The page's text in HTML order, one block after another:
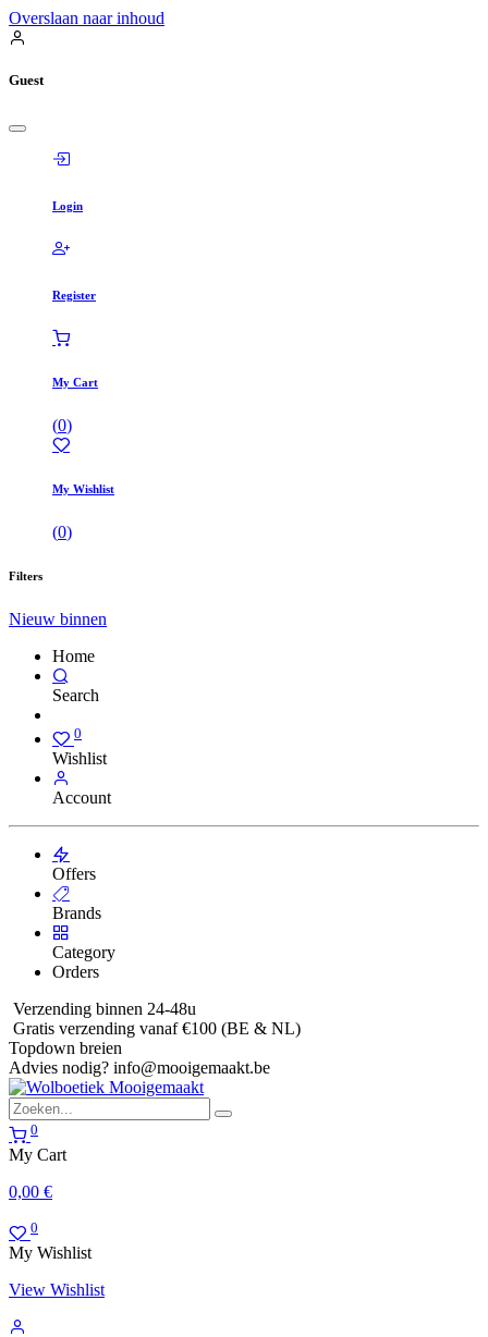
Overslaan naar inhoud
Guest
Login
Register
My Cart
(0)
My Wishlist
(0)
Filters
Nieuw binnen
Home
Search
0
Wishlist
Account
Offers
Brands
Category
Orders
Verzending binnen 24-48u
Gratis verzending vanaf €100 (BE & NL)
Topdown breien
Advies nodig? info@mooigemaakt.be
0
My Cart
0,00 €
0
My Wishlist
View Wishlist